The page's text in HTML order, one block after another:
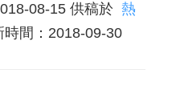
08-15供稿於 熱
時間：2018-09-30